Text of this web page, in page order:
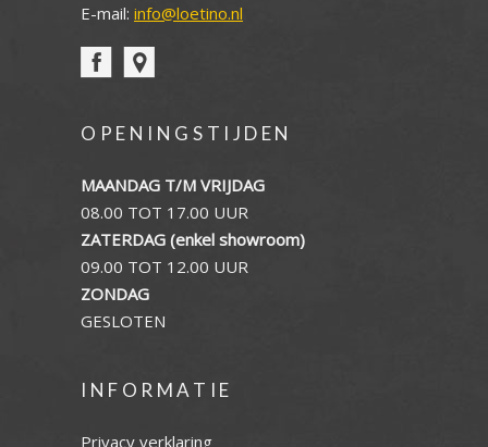
E-mail: info@loetino.nl
OPENINGSTIJDEN
MAANDAG T/M VRIJDAG
08.00 TOT 17.00 UUR
ZATERDAG (enkel showroom)
09.00 TOT 12.00 UUR
ZONDAG
GESLOTEN
INFORMATIE
Privacy verklaring